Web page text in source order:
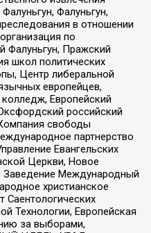
Фалуньгун,
в отношении
по
Фалуньгун, Пражский
школ политических
Центр либеральной
европейцев,
Европейский
российский
свободы
партнерство
Евангельских
Церкви, Новое
Заведение Международный
христианское
Саентологических
Технологии, Европейская
за выборами,